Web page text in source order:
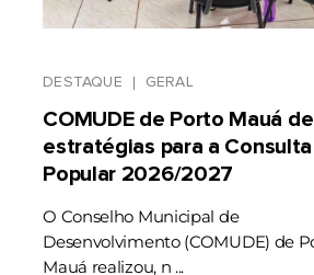
DESTAQUE GERAL
COMUDE de Porto Mauá
estratégias para a Consulta
Popular 2026/2027
O Conselho Municipal de
Desenvolvimento (COMUDE) de
Mauá realizou, n ...